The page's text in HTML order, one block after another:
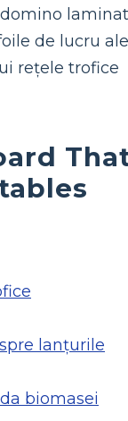
de lucru ale
rețele trofice
lanțurile
biomasei